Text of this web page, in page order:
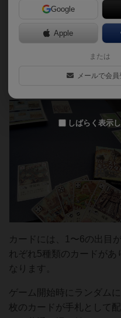
を建設して追い払ってい
ゲームとしては、誰か1
か誰か1人が6種類のカー
終了で得点を獲得します。
誰かが3点以上獲得する
カードには、1〜6の出目
れぞれ5種類のカードがあ
なります。
ゲーム開始時にランダム
枚のカードが手札として
Google
Apple
または
メールで会員
しばらく表示